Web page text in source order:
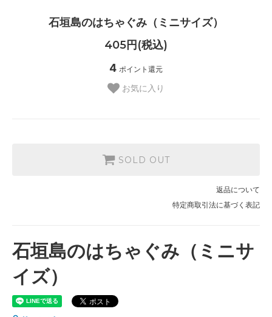
石垣島のはちゃぐみ（ミニサイズ）
405円(税込)
4 ポイント還元
お気に入り
SOLD OUT
返品について
特定商取引法に基づく表記
石垣島のはちゃぐみ（ミニサ
イズ）